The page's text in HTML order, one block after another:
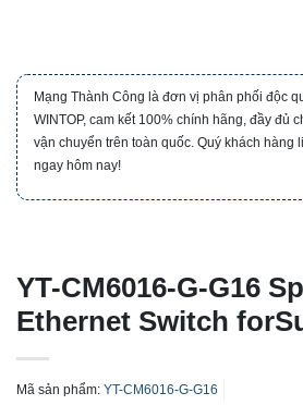
Mạng Thành Công là đơn vị phân phối độc
WINTOP, cam kết 100% chính hãng, đầy đủ
vận chuyển trên toàn quốc. Quý khách hàng
ngay hôm nay!
YT-CM6016-G-G16
Ethernet Switch
Mã sản phẩm: YT-CM6016-G-G16